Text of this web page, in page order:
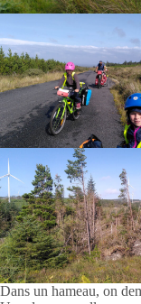
Dans un hameau, on